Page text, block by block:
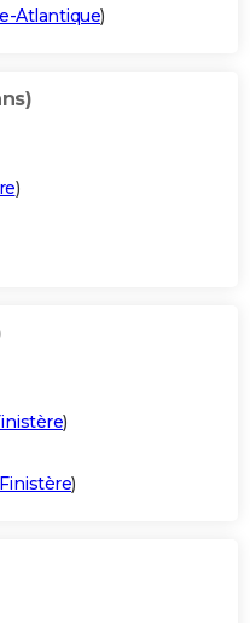
Atlantique)
)
)
)